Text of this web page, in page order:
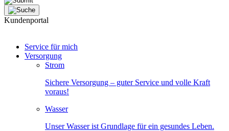
Kundenportal
Service für mich
Versorgung
Strom
Sichere Versorgung – guter Service und volle Kraft
voraus!
Wasser
Unser Wasser ist Grundlage für ein gesundes Leben.